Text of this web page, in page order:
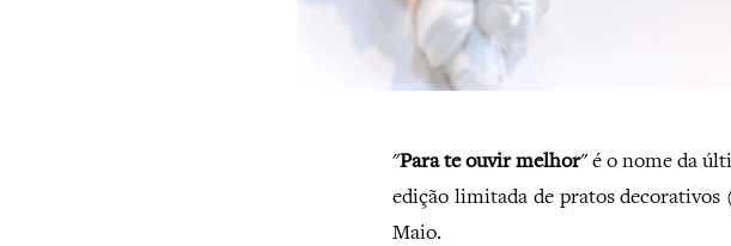
"Para te ouvir melhor" é o nome da
edição limitada de pratos decorativos
Maio.